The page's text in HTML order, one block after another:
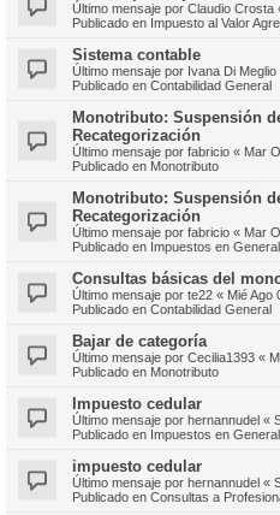
Último mensaje por Claudio Crosta
Publicado en Impuesto al Valor
Sistema contable
Último mensaje por Ivana Di Meglio
Publicado en Contabilidad General
Monotributo: Suspensión
Recategorización
Último mensaje por fabricio « Mar
Publicado en Monotributo
Monotributo: Suspensión
Recategorización
Último mensaje por fabricio « Mar
Publicado en Impuestos en General
Consultas básicas del
Último mensaje por te22 « Mié Ago
Publicado en Contabilidad General
Bajar de categoría
Último mensaje por Cecilia1393 «
Publicado en Monotributo
Impuesto cedular
Último mensaje por hernannudel «
Publicado en Impuestos en General
impuesto cedular
Último mensaje por hernannudel «
Publicado en Consultas a